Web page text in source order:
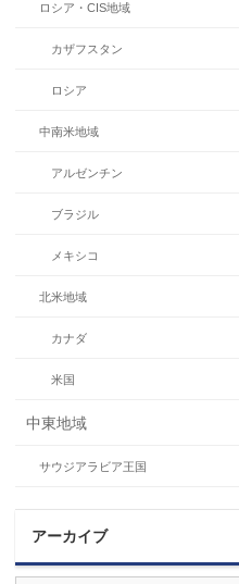
ロシア・CIS地域
カザフスタン
ロシア
中南米地域
アルゼンチン
ブラジル
メキシコ
北米地域
カナダ
米国
中東地域
サウジアラビア王国
アーカイブ
ア